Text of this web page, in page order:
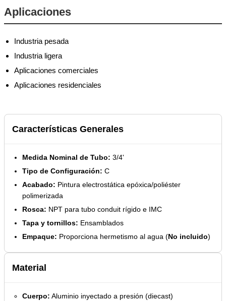
Aplicaciones
Industria pesada
Industria ligera
Aplicaciones comerciales
Aplicaciones residenciales
Características Generales
Medida Nominal de Tubo: 3/4'
Tipo de Configuración: C
Acabado: Pintura electrostática epóxica/poliéster
polimerizada
Rosca: NPT para tubo conduit rígido e IMC
Tapa y tornillos: Ensamblados
Empaque: Proporciona hermetismo al agua (No incluido)
Material
Cuerpo: Aluminio inyectado a presión (diecast)